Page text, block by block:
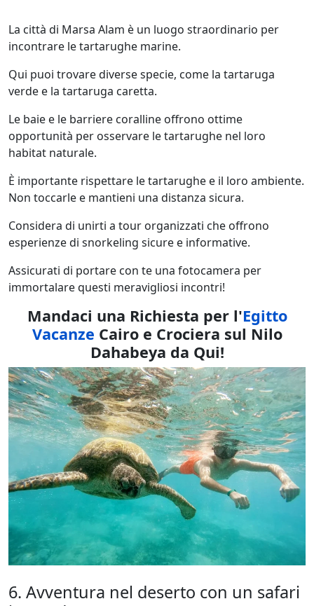
La città di Marsa Alam è un luogo straordinario per
incontrare le tartarughe marine.
Qui puoi trovare diverse specie, come la tartaruga
verde e la tartaruga caretta.
Le baie e le barriere coralline offrono ottime
opportunità per osservare le tartarughe nel loro
habitat naturale.
È importante rispettare le tartarughe e il loro ambiente.
Non toccarle e mantieni una distanza sicura.
Considera di unirti a tour organizzati che offrono
esperienze di snorkeling sicure e informative.
Assicurati di portare con te una fotocamera per
immortalare questi meravigliosi incontri!
Mandaci una Richiesta per l'Egitto
Vacanze Cairo e Crociera sul Nilo
Dahabeya da Qui!
6. Avventura nel deserto con un safari